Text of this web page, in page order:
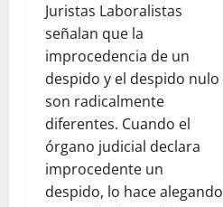
Juristas Laboralistas
señalan que la
improcedencia de un
despido y el despido nulo
son radicalmente
diferentes. Cuando el
órgano judicial declara
improcedente un
despido, lo hace alegando